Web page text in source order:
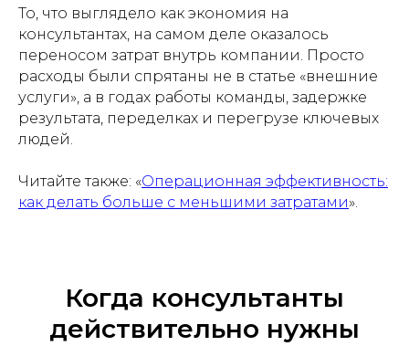
То, что выглядело как экономия на
консультантах, на самом деле оказалось
переносом затрат внутрь компании. Просто
расходы были спрятаны не в статье «внешние
услуги», а в годах работы команды, задержке
результата, переделках и перегрузе ключевых
людей.
Читайте также: «Операционная эффективность:
как делать больше с меньшими затратами».
Когда консультанты
действительно нужны